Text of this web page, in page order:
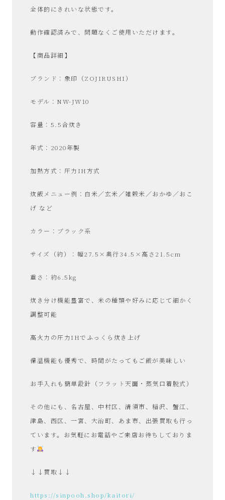
全体的にきれいな状態です。
動作確認済みで、問題なくご使用いただけます。
【商品詳細】
ブランド：象印（ZOJIRUSHI）
モデル：NW-JW10
容量：5.5合炊き
年式：2020年製
加熱方式：圧力IH方式
炊飯メニュー例：白米／玄米／雑穀米／おかゆ／おこ
げ など
カラー：ブラック系
サイズ（約）：幅27.5×奥行34.5×高さ21.5cm
重さ：約6.5kg
炊き分け機能豊富で、米の種類や好みに応じて細かく
調整可能
高火力の圧力IHでふっくら炊き上げ
保温機能も優秀で、時間がたってもご飯が美味しい
お手入れも簡単設計（フラット天面・蒸気口着脱式）
その他にも、名古屋、中村区、清須市、稲沢、蟹江、
津島、西区、一宮、大治町、あま市、出張買取も行っ
ています。お気軽にお電話やご来店お待ちしておりま
す
↓↓買取↓↓
https://sinpooh.shop/kaitori/